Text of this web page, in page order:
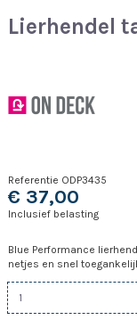
Lierhendel
Referentie ODP3435
€ 37,00
Inclusief belasting
Blue Performance
netjes en snel